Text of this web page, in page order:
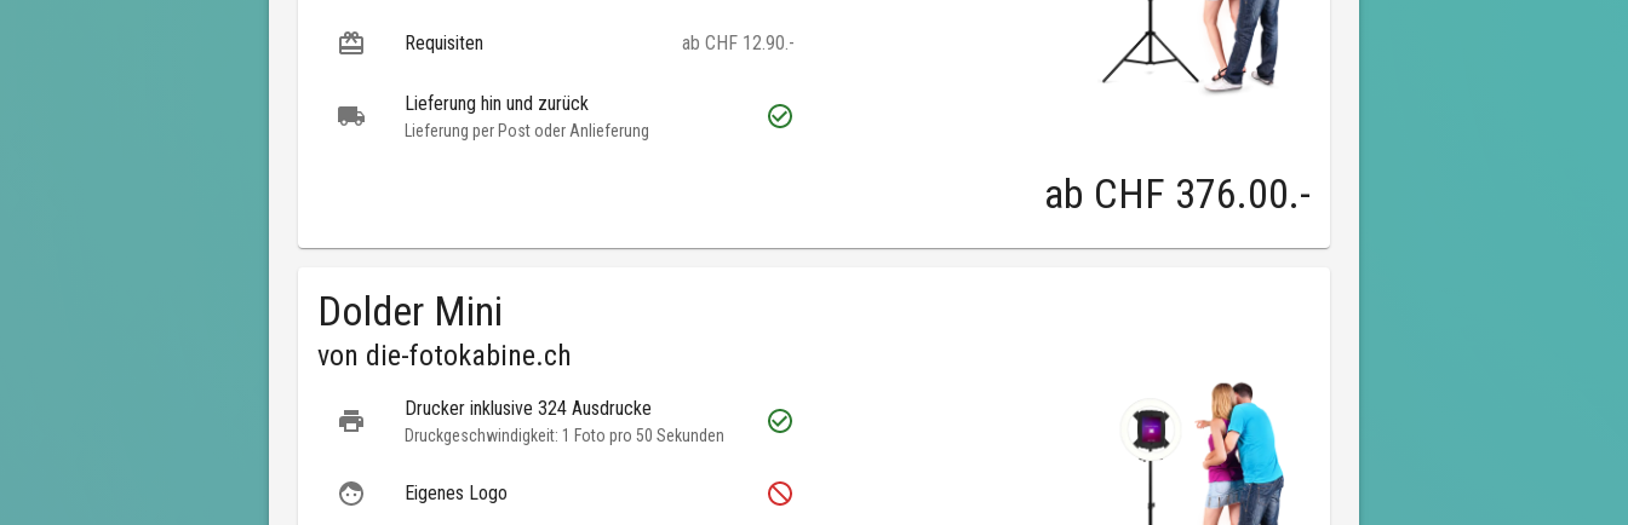
Requisiten ab CHF 12.90.-
Lieferung hin und zurück
Lieferung per Post oder Anlieferung
ab CHF 376.00.-
Dolder Mini
von die-fotokabine.ch
Drucker inklusive 324 Ausdrucke
Druckgeschwindigkeit: 1 Foto pro 50 Sekunden
Eigenes Logo